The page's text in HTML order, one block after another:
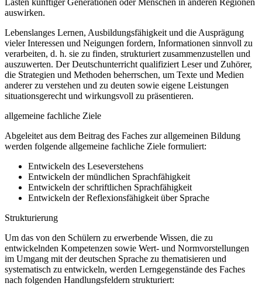
auswirken.
Lebenslanges Lernen, Ausbildungsfähigkeit und die Ausprägung
vieler Interessen und Neigungen fordern, Informationen sinnvoll zu
verarbeiten, d. h. sie zu finden, strukturiert zusammenzustellen und
auszuwerten. Der Deutschunterricht qualifiziert Leser und Zuhörer,
die Strategien und Methoden beherrschen, um Texte und Medien
anderer zu verstehen und zu deuten sowie eigene Leistungen
situationsgerecht und wirkungsvoll zu präsentieren.
allgemeine fachliche Ziele
Abgeleitet aus dem Beitrag des Faches zur allgemeinen Bildung
werden folgende allgemeine fachliche Ziele formuliert:
Entwickeln des Leseverstehens
Entwickeln der mündlichen Sprachfähigkeit
Entwickeln der schriftlichen Sprachfähigkeit
Entwickeln der Reflexionsfähigkeit über Sprache
Strukturierung
Um das von den Schülern zu erwerbende Wissen, die zu
entwickelnden Kompetenzen sowie Wert- und Normvorstellungen
im Umgang mit der deutschen Sprache zu thematisieren und
systematisch zu entwickeln, werden Lerngegenstände des Faches
nach folgenden Handlungsfeldern strukturiert: